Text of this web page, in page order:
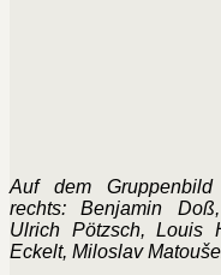
Auf dem
rechts: Benjamin
Ulrich Pötzsch, Louis
Eckelt, Miloslav